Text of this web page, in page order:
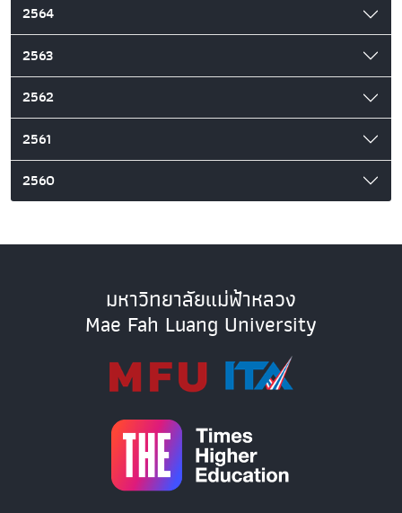
2564
2563
2562
2561
2560
มหาวิทยาลัยแม่ฟ้าหลวง
Mae Fah Luang University